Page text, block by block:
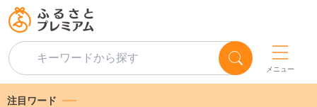
メニュー
注目ワード